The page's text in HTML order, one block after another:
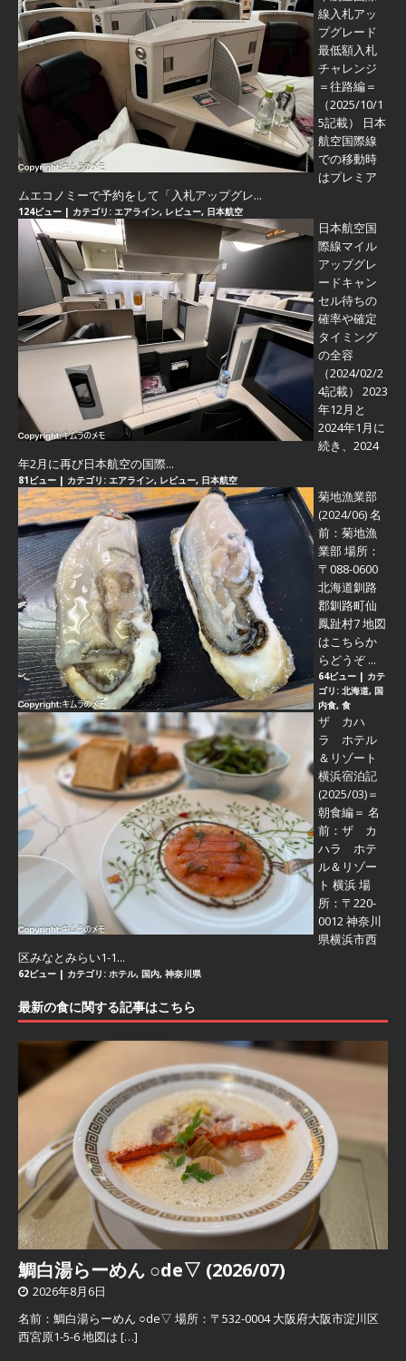
線入札アッ
プグレード
最低額入札
チャレンジ
＝往路編＝
（2025/10/1
5記載） 日本
航空国際線
での移動時
はプレミア
ムエコノミーで予約をして「入札アップグレ...
124ビュー | カテゴリ: エアライン, レビュー, 日本航空
日本航空国
際線マイル
アップグレ
ードキャン
セル待ちの
確率や確定
タイミング
の全容
（2024/02/2
4記載） 2023
年12月と
2024年1月に
続き、2024
年2月に再び日本航空の国際...
81ビュー | カテゴリ: エアライン, レビュー, 日本航空
菊地漁業部
(2024/06)名
前：菊地漁
業部 場所：
〒088-0600
北海道釧路
郡釧路町仙
鳳趾村7 地図
はこちらか
らどうぞ ...
64ビュー | カテ
ゴリ: 北海道, 国
内食, 食
ザ カハ
ラ ホテル
＆リゾート
横浜宿泊記
(2025/03)＝
朝食編＝ 名
前：ザ カ
ハラ ホテ
ル＆リゾー
ト 横浜 場
所：〒220-
0012 神奈川
県横浜市西
区みなとみらい1-1...
62ビュー | カテゴリ: ホテル, 国内, 神奈川県
最新の食に関する記事はこちら
鯛白湯らーめん ○de▽ (2026/07)
2026年8月6日
名前：鯛白湯らーめん ○de▽ 場所：〒532-0004 大阪府大阪市淀川区
西宮原1-5-6 地図は […]